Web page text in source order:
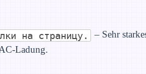
на страницу.
– Sehr
Ladung.